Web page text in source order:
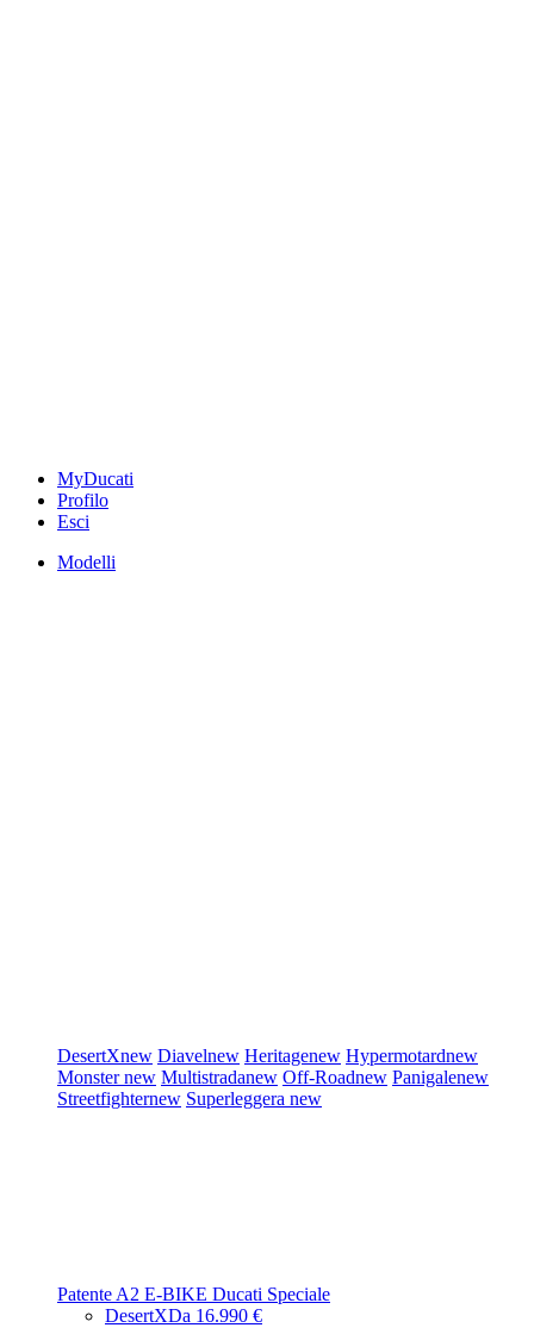
MyDucati
Profilo
Esci
Modelli
DesertXnew Diavelnew Heritagenew Hypermotardnew
Monsternew Multistradanew Off-Roadnew Panigalenew
Streetfighternew Superleggera new
Patente A2 E-BIKE Ducati Speciale
DesertXDa 16.990 €